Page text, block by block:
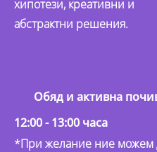
хипотези, креативни и
абстрактни решения.
Обяд и активна
12:00 - 13:00 часа
*При желание ние можем